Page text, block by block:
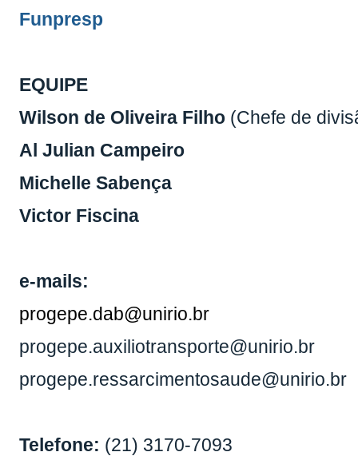
Funpresp
EQUIPE
Wilson de Oliveira Filho (Chefe de
Al Julian Campeiro
Michelle Sabença
Victor Fiscina
e-mails:
progepe.dab@unirio.br
progepe.auxiliotransporte@unirio.br
progepe.ressarcimentosaude@unirio.br
Telefone: (21) 3170-7093